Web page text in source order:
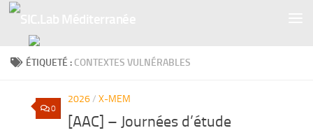
ÉTIQUETÉ : CONTEXTES VULNÉRABLES
0
2026/ X-MEM
[AAC] – Journées d’étude